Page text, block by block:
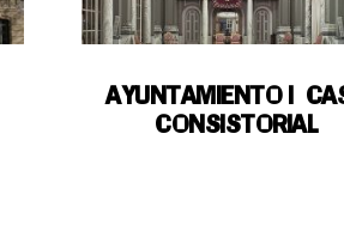
AYUNTAMIENTO |
CONSISTORIAL